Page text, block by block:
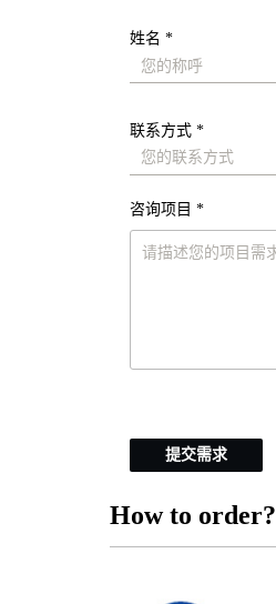
姓名 *
联系方式 *
咨询项目 *
提交需求
How to order?